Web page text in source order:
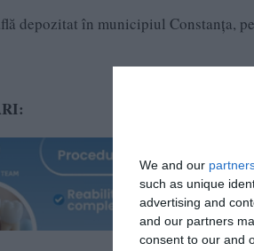
We and our
such as unique
advertising and
and our partners
consent to our and
depozitat în municipiul Constanța, pe